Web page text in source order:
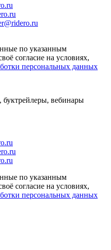
по указанным
согласие на условиях,
персональных данных
вебинары
по указанным
согласие на условиях,
персональных данных